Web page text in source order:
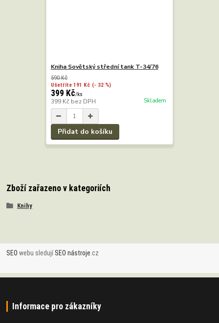
Kniha Sovětský střední tank T-34/76
590 Kč
Ušetříte 191 Kč (- 32 %)
399 Kč/ks
399 Kč bez DPH Skladem
Přidat do košíku
Zboží zařazeno v kategoriích
Knihy
SEO webu sledujíSEO nástroje .cz
Informace pro zákazníky